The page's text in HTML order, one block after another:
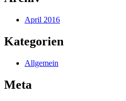
April 2016
Kategorien
Allgemein
Meta